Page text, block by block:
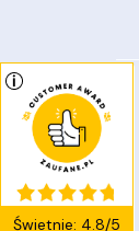
Świetnie: 4.8/5